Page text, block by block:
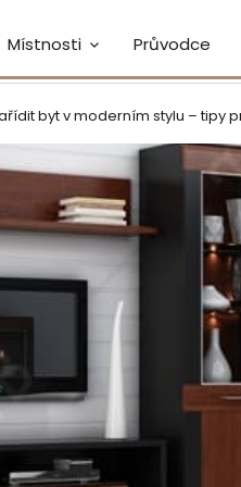
Místnosti Průvodce
byt v moderním stylu – tipy